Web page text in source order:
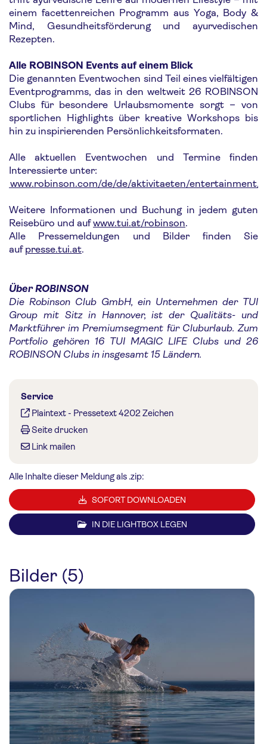
einem facettenreichen Programm aus Yoga, Body &
Mind, Gesundheitsförderung und ayurvedischen
Rezepten.
Alle ROBINSON Events auf einem Blick
Die genannten Eventwochen sind Teil eines vielfältigen
Eventprogramms, das in den weltweit 26 ROBINSON
Clubs für besondere Urlaubsmomente sorgt – von
sportlichen Highlights über kreative Workshops bis
hin zu inspirierenden Persönlichkeitsformaten.
Alle aktuellen Eventwochen und Termine finden
Interessierte unter:
www.robinson.com/de/de/aktivitaeten/entertainment/
Weitere Informationen und Buchung in jedem guten
Reisebüro und aufwww.tui.at/robinson.
Alle Pressemeldungen und Bilder finden Sie
auf presse.tui.at.
Über ROBINSON
Die Robinson Club GmbH, ein Unternehmen der TUI
Group mit Sitz in Hannover, ist der Qualitäts- und
Marktführer im Premiumsegment für Cluburlaub. Zum
Portfolio gehören 16 TUI MAGIC LIFE Clubs und 26
ROBINSON Clubs in insgesamt 15 Ländern.
Service
Plaintext- Pressetext 4202 Zeichen
Seite drucken
Link mailen
Alle Inhalte dieser Meldung als .zip:
SOFORT DOWNLOADEN
IN DIE LIGHTBOX LEGEN
Bilder (5)